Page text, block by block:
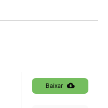
Baixar